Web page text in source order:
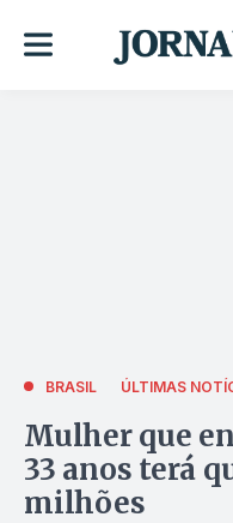
BRASIL ÚLTIMAS
Mulher que
33 anos terá
milhões